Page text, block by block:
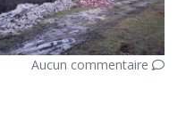
Aucun commentaire